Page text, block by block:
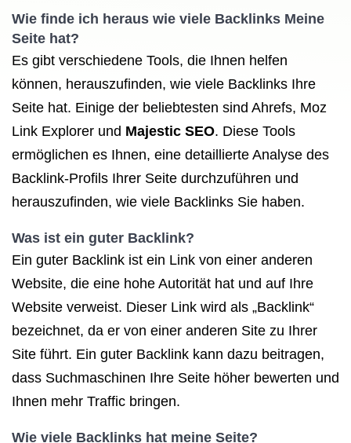
Wie finde ich heraus wie viele Backlinks Meine
Seite hat?
Es gibt verschiedene Tools, die Ihnen helfen
können, herauszufinden, wie viele Backlinks Ihre
Seite hat. Einige der beliebtesten sind Ahrefs, Moz
Link Explorer und Majestic SEO. Diese Tools
ermöglichen es Ihnen, eine detaillierte Analyse des
Backlink-Profils Ihrer Seite durchzuführen und
herauszufinden, wie viele Backlinks Sie haben.
Was ist ein guter Backlink?
Ein guter Backlink ist ein Link von einer anderen
Website, die eine hohe Autorität hat und auf Ihre
Website verweist. Dieser Link wird als „Backlink“
bezeichnet, da er von einer anderen Site zu Ihrer
Site führt. Ein guter Backlink kann dazu beitragen,
dass Suchmaschinen Ihre Seite höher bewerten und
Ihnen mehr Traffic bringen.
Wie viele Backlinks hat meine Seite?